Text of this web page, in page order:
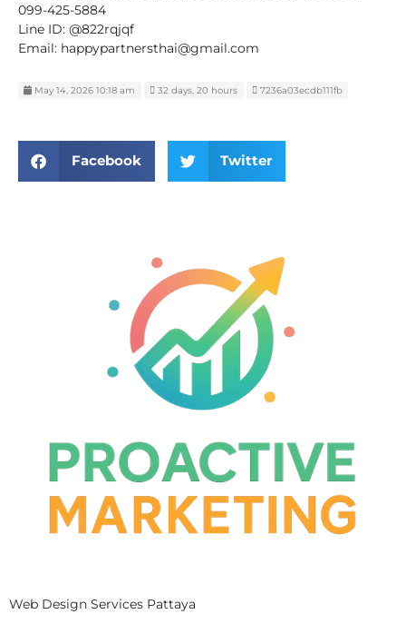
099-425-5884
Line ID: @822rqjqf
Email: happypartnersthai@gmail.com
May 14, 2026 10:18 am 32 days, 20 hours 7236a03ecdb111fb
Facebook Twitter
Web Design Services Pattaya